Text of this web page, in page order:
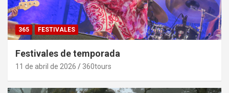
365 FESTIVALES
Festivales de temporada
11 de abril de 2026 360tours